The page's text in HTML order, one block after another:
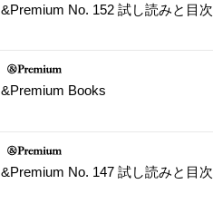
&Premium No. 152 試し読みと目次
&Premium Books
&Premium No. 147 試し読みと目次